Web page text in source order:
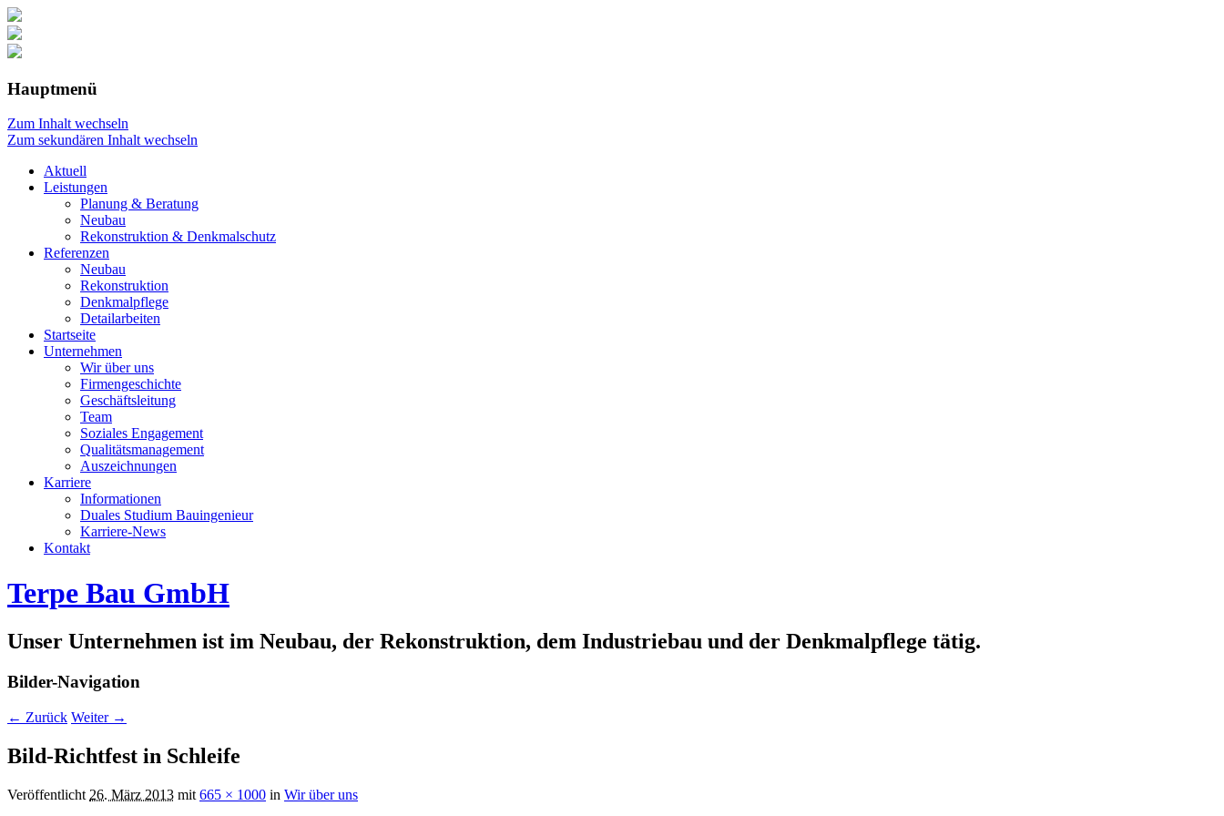
Hauptmenü
Zum Inhalt wechseln
Zum sekundären Inhalt wechseln
Aktuell
Leistungen
Planung & Beratung
Neubau
Rekonstruktion & Denkmalschutz
Referenzen
Neubau
Rekonstruktion
Denkmalpflege
Detailarbeiten
Startseite
Unternehmen
Wir über uns
Firmengeschichte
Geschäftsleitung
Team
Soziales Engagement
Qualitätsmanagement
Auszeichnungen
Karriere
Informationen
Duales Studium Bauingenieur
Karriere-News
Kontakt
Terpe Bau GmbH
Unser Unternehmen ist im Neubau, der Rekonstruktion, dem Industriebau und der Denkmalpflege tätig.
Bilder-Navigation
← Zurück Weiter →
Bild-Richtfest in Schleife
Veröffentlicht 26. März 2013 mit 665 × 1000 in Wir über uns